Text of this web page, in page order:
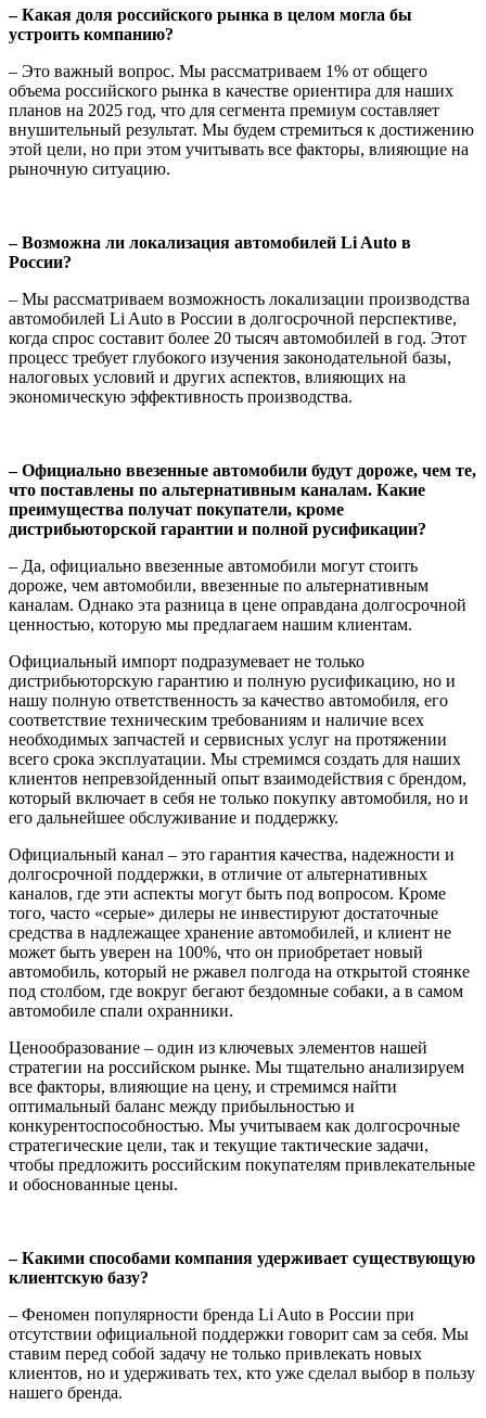
– Какая доля российского рынка в целом могла бы
устроить компанию?
– Это важный вопрос. Мы рассматриваем 1% от общего
объема российского рынка в качестве ориентира для наших
планов на 2025 год, что для сегмента премиум составляет
внушительный результат. Мы будем стремиться к достижению
этой цели, но при этом учитывать все факторы, влияющие на
рыночную ситуацию.
– Возможна ли локализация автомобилей Li Auto в
России?
– Мы рассматриваем возможность локализации производства
автомобилей Li Auto в России в долгосрочной перспективе,
когда спрос составит более 20 тысяч автомобилей в год. Этот
процесс требует глубокого изучения законодательной базы,
налоговых условий и других аспектов, влияющих на
экономическую эффективность производства.
– Официально ввезенные автомобили будут дороже, чем те,
что поставлены по альтернативным каналам. Какие
преимущества получат покупатели, кроме
дистрибьюторской гарантии и полной русификации?
– Да, официально ввезенные автомобили могут стоить
дороже, чем автомобили, ввезенные по альтернативным
каналам. Однако эта разница в цене оправдана долгосрочной
ценностью, которую мы предлагаем нашим клиентам.
Официальный импорт подразумевает не только
дистрибьюторскую гарантию и полную русификацию, но и
нашу полную ответственность за качество автомобиля, его
соответствие техническим требованиям и наличие всех
необходимых запчастей и сервисных услуг на протяжении
всего срока эксплуатации. Мы стремимся создать для наших
клиентов непревзойденный опыт взаимодействия с брендом,
который включает в себя не только покупку автомобиля, но и
его дальнейшее обслуживание и поддержку.
Официальный канал – это гарантия качества, надежности и
долгосрочной поддержки, в отличие от альтернативных
каналов, где эти аспекты могут быть под вопросом. Кроме
того, часто «серые» дилеры не инвестируют достаточные
средства в надлежащее хранение автомобилей, и клиент не
может быть уверен на 100%, что он приобретает новый
автомобиль, который не ржавел полгода на открытой стоянке
под столбом, где вокруг бегают бездомные собаки, а в самом
автомобиле спали охранники.
Ценообразование – один из ключевых элементов нашей
стратегии на российском рынке. Мы тщательно анализируем
все факторы, влияющие на цену, и стремимся найти
оптимальный баланс между прибыльностью и
конкурентоспособностью. Мы учитываем как долгосрочные
стратегические цели, так и текущие тактические задачи,
чтобы предложить российским покупателям привлекательные
и обоснованные цены.
– Какими способами компания удерживает существующую
клиентскую базу?
– Феномен популярности бренда Li Auto в России при
отсутствии официальной поддержки говорит сам за себя. Мы
ставим перед собой задачу не только привлекать новых
клиентов, но и удерживать тех, кто уже сделал выбор в пользу
нашего бренда.